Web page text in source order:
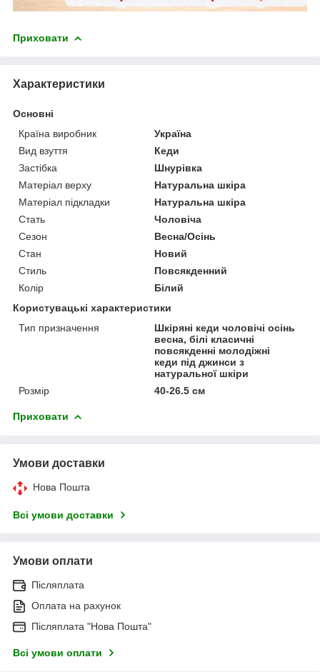
Приховати
Характеристики
Основні
Країна виробник
Україна
Вид взуття
Кеди
Застібка
Шнурівка
Матеріал верху
Натуральна шкіра
Матеріал підкладки
Натуральна шкіра
Стать
Чоловіча
Сезон
Весна/Осінь
Стан
Новий
Стиль
Повсякденний
Колір
Білий
Користувацькі характеристики
Тип призначення
Шкіряні кеди чоловічі осінь
весна, білі класичні
повсякденні молодіжні
кеди під джинси з
натуральної шкіри
Розмір
40-26.5 см
Приховати
Умови доставки
Нова Пошта
Всі умови доставки
Умови оплати
Післяплата
Оплата на рахунок
Післяплата "Нова Пошта"
Всі умови оплати